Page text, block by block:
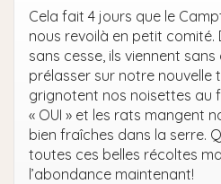
Cela fait 4 jours que le
nous revoilà en petit comité.
sans cesse, ils viennent
prélasser sur notre nouvelle
grignotent nos noisettes au
« OUI » et les rats mangent
bien fraîches dans la serre.
toutes ces belles récoltes
l’abondance maintenant!